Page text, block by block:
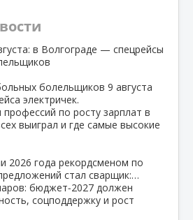
в Волгограде — спецрейсы
болельщиков 9 августа
электричек.
профессий по росту зарплат в
выиграл и где самые высокие
2026 года рекордсменом по
стал сварщик:…
бюджет‑2027 должен
соцподдержку и рост